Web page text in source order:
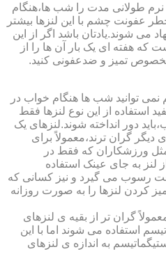
نرم طولانی مدت را شب ها،هنگام
عفونت چشم با این لنزها بیشتر
می شوند.یادتان باشد اگر از این
که هفته ای یک بار آن ها را از
تمیز و ضدعفونی کنید.
توانید شب ها هنگام خواب در
استفاده از این نوع لنزها فقط
دور انداخته شوند.لنزهای یک
گران ترند،معمولاً برای
ورزشکاران که فقط در
به جای عینک استفاده
رسوب می گیرد و نیز کسانی که
کردن لنزها را به صورت روزانه
گران تر از بقیه ی لنزهای
استفاده می شوند اما با این
به اندازه ی لنزهای